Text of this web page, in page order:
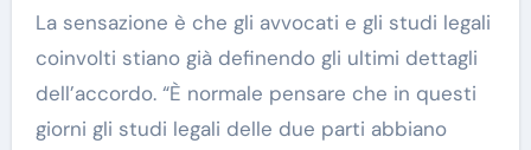
La sensazione è che gli avvocati e gli studi legali
coinvolti stiano già definendo gli ultimi dettagli
dell’accordo. “È normale pensare che in questi
giorni gli studi legali delle due parti abbiano